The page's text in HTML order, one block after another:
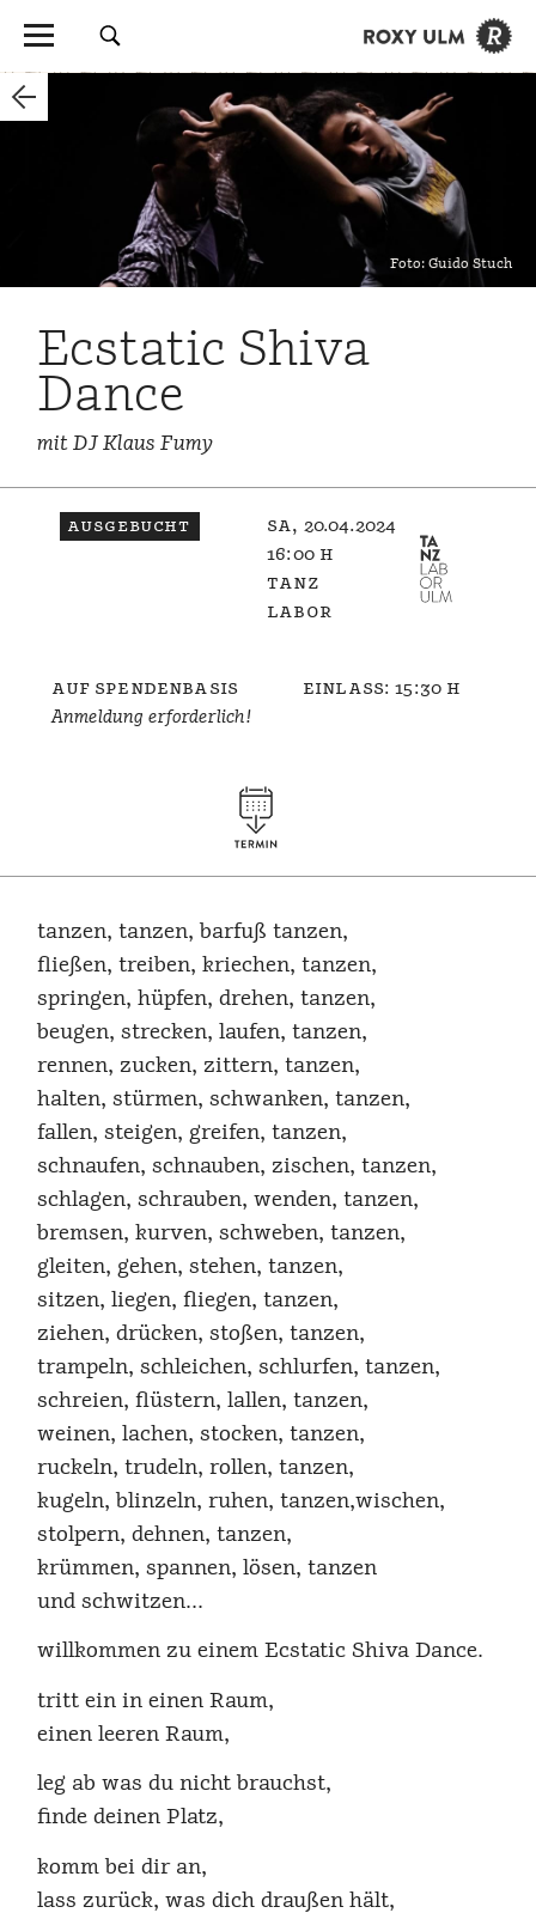
Foto: Guido Stuch
Ecstatic Shiva
Dance
mit DJ Klaus Fumy
ausgebucht
sa, 20.04.2024
16:00 h
tanz
labor
auf spendenbasis
Anmeldung erforderlich!
einlass: 15:30 h
tanzen, tanzen, barfuß tanzen,
fließen, treiben, kriechen, tanzen,
springen, hüpfen, drehen, tanzen,
beugen, strecken, laufen, tanzen,
rennen, zucken, zittern, tanzen,
halten, stürmen, schwanken, tanzen,
fallen, steigen, greifen, tanzen,
schnaufen, schnauben, zischen, tanzen,
schlagen, schrauben, wenden, tanzen,
bremsen, kurven, schweben, tanzen,
gleiten, gehen, stehen, tanzen,
sitzen, liegen, fliegen, tanzen,
ziehen, drücken, stoßen, tanzen,
trampeln, schleichen, schlurfen, tanzen,
schreien, flüstern, lallen, tanzen,
weinen, lachen, stocken, tanzen,
ruckeln, trudeln, rollen, tanzen,
kugeln, blinzeln, ruhen, tanzen,wischen,
stolpern, dehnen, tanzen,
krümmen, spannen, lösen, tanzen
und schwitzen...
willkommen zu einem Ecstatic Shiva Dance.
tritt ein in einen Raum,
einen leeren Raum,
leg ab was du nicht brauchst,
finde deinen Platz,
komm bei dir an,
lass zurück, was dich draußen hält,